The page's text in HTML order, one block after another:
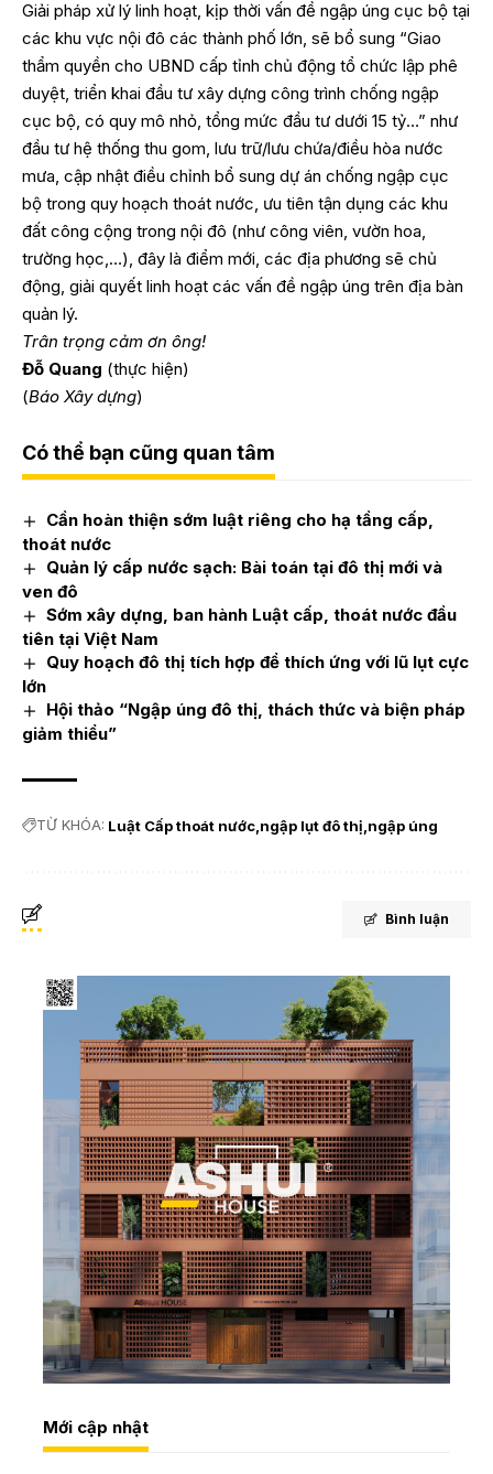
Giải pháp xử lý linh hoạt, kịp thời vấn đề ngập úng cục bộ tại
các khu vực nội đô các thành phố lớn, sẽ bổ sung “Giao
thẩm quyền cho UBND cấp tỉnh chủ động tổ chức lập phê
duyệt, triển khai đầu tư xây dựng công trình chống ngập
cục bộ, có quy mô nhỏ, tổng mức đầu tư dưới 15 tỷ…” như
đầu tư hệ thống thu gom, lưu trữ/lưu chứa/điều hòa nước
mưa, cập nhật điều chỉnh bổ sung dự án chống ngập cục
bộ trong quy hoạch thoát nước, ưu tiên tận dụng các khu
đất công cộng trong nội đô (như công viên, vườn hoa,
trường học,…), đây là điểm mới, các địa phương sẽ chủ
động, giải quyết linh hoạt các vấn đề ngập úng trên địa bàn
quản lý.
Trân trọng cảm ơn ông!
Đỗ Quang (thực hiện)
(Báo Xây dựng)
Có thể bạn cũng quan tâm
Cần hoàn thiện sớm luật riêng cho hạ tầng cấp,
thoát nước
Quản lý cấp nước sạch: Bài toán tại đô thị mới và
ven đô
Sớm xây dựng, ban hành Luật cấp, thoát nước đầu
tiên tại Việt Nam
Quy hoạch đô thị tích hợp để thích ứng với lũ lụt cực
lớn
Hội thảo “Ngập úng đô thị, thách thức và biện pháp
giảm thiểu”
TỪ KHÓA: Luật Cấp thoát nước ngập lụt đô thị ngập úng
Bình luận
Mới cập nhật